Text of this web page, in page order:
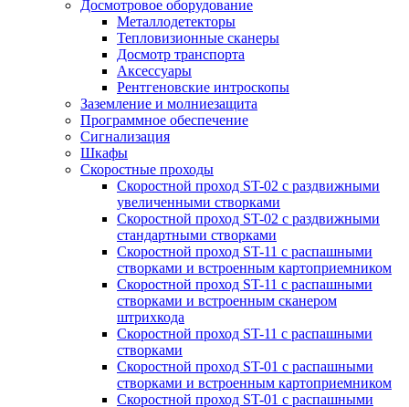
Досмотровое оборудование
Металлодетекторы
Тепловизионные сканеры
Досмотр транспорта
Аксессуары
Рентгеновские интроскопы
Заземление и молниезащита
Программное обеспечение
Сигнализация
Шкафы
Скоростные проходы
Скоростной проход ST-02 с раздвижными
увеличенными створками
Скоростной проход ST-02 с раздвижными
стандартными створками
Скоростной проход ST-11 с распашными
створками и встроенным картоприемником
Скоростной проход ST-11 с распашными
створками и встроенным сканером
штрихкода
Скоростной проход ST-11 с распашными
створками
Скоростной проход ST-01 с распашными
створками и встроенным картоприемником
Скоростной проход ST-01 с распашными